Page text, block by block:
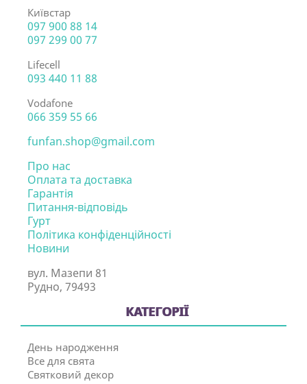
Київстар
097 900 88 14
097 299 00 77
Lifecell
093 440 11 88
Vodafone
066 359 55 66
funfan.shop@gmail.com
Про нас
Оплата та доставка
Гарантія
Питання-відповідь
Гурт
Політика конфіденційності
Новини
вул. Мазепи 81
Рудно, 79493
КАТЕГОРІЇ
День народження
Все для свята
Святковий декор